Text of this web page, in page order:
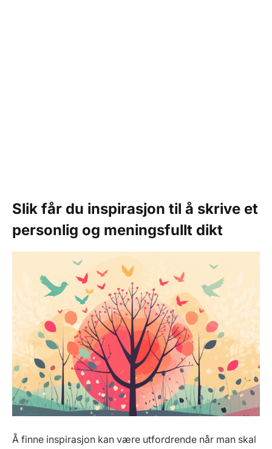
Slik får du inspirasjon til å skrive et
personlig og meningsfullt dikt
Å finne inspirasjon kan være utfordrende når man skal